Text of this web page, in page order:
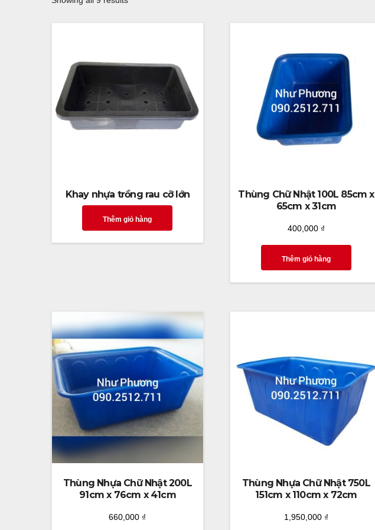
Khay nhựa trồng rau cỡ lớn
Thêm giỏ hàng
Thùng Chữ Nhật 100L 85cm x
65cm x 31cm
400,000 ₫
Thêm giỏ hàng
Thùng Nhựa Chữ Nhật 200L
91cm x 76cm x 41cm
660,000 ₫
Thùng Nhựa Chữ Nhật 750L
151cm x 110cm x 72cm
1,950,000 ₫